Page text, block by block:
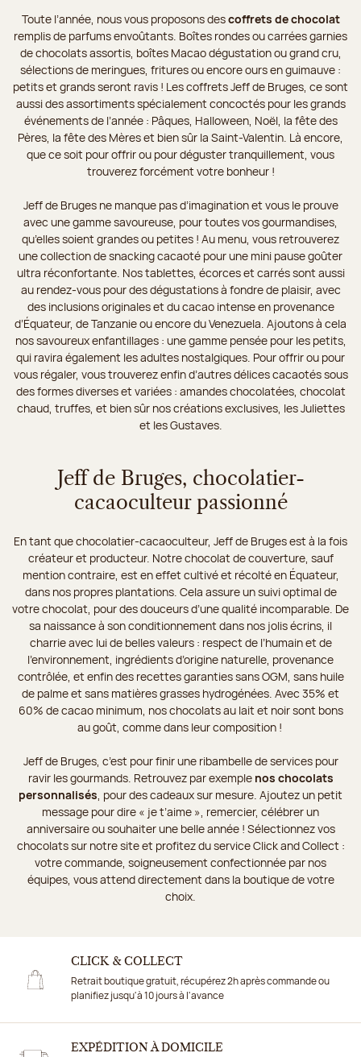
Toute l’année, nous vous proposons descoffrets de chocolat
remplis de parfums envoûtants. Boîtes rondes ou carrées garnies
de chocolats assortis, boîtes Macao dégustation ou grand cru,
sélections de meringues, fritures ou encore ours en guimauve :
petits et grands seront ravis ! Les coffrets Jeff de Bruges, ce sont
aussi des assortiments spécialement concoctés pour les grands
événements de l’année : Pâques, Halloween, Noël, la fête des
Pères, la fête des Mères et bien sûr la Saint-Valentin. Là encore,
que ce soit pour offrir ou pour déguster tranquillement, vous
trouverez forcément votre bonheur !
Jeff de Bruges ne manque pas d’imagination et vous le prouve
avec une gamme savoureuse, pour toutes vos gourmandises,
qu’elles soient grandes ou petites ! Au menu, vous retrouverez
une collection de snacking cacaoté pour une mini pause goûter
ultra réconfortante. Nos tablettes, écorces et carrés sont aussi
au rendez-vous pour des dégustations à fondre de plaisir, avec
des inclusions originales et du cacao intense en provenance
d’Équateur, de Tanzanie ou encore du Venezuela. Ajoutons à cela
nos savoureux enfantillages : une gamme pensée pour les petits,
qui ravira également les adultes nostalgiques. Pour offrir ou pour
vous régaler, vous trouverez enfin d’autres délices cacaotés sous
des formes diverses et variées : amandes chocolatées, chocolat
chaud, truffes, et bien sûr nos créations exclusives, les Juliettes
et les Gustaves.
Jeff de Bruges, chocolatier-
cacaoculteur passionné
En tant que chocolatier-cacaoculteur, Jeff de Bruges est à la fois
créateur et producteur. Notre chocolat de couverture, sauf
mention contraire, est en effet cultivé et récolté en Équateur,
dans nos propres plantations. Cela assure un suivi optimal de
votre chocolat, pour des douceurs d’une qualité incomparable. De
sa naissance à son conditionnement dans nos jolis écrins, il
charrie avec lui de belles valeurs : respect de l’humain et de
l’environnement, ingrédients d’origine naturelle, provenance
contrôlée, et enfin des recettes garanties sans OGM, sans huile
de palme et sans matières grasses hydrogénées. Avec 35% et
60% de cacao minimum, nos chocolats au lait et noir sont bons
au goût, comme dans leur composition !
Jeff de Bruges, c’est pour finir une ribambelle de services pour
ravir les gourmands. Retrouvez par exemple nos chocolats
personnalisés , pour des cadeaux sur mesure. Ajoutez un petit
message pour dire « je t’aime », remercier, célébrer un
anniversaire ou souhaiter une belle année ! Sélectionnez vos
chocolats sur notre site et profitez du service Click and Collect :
votre commande, soigneusement confectionnée par nos
équipes, vous attend directement dans la boutique de votre
choix.
CLICK & COLLECT
Retrait boutique gratuit, récupérez 2h après commande ou
planifiez jusqu'à 10 jours à l'avance
EXPÉDITION À DOMICILE